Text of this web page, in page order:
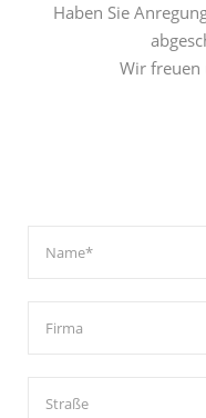
Haben Sie
Wir freuen